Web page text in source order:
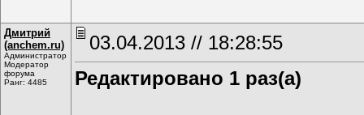
Дмитрий
(anchem.ru)
Администратор
Модератор
форума
Ранг: 4485
03.04.2013 // 18:28:55
Редактировано 1 раз(а)